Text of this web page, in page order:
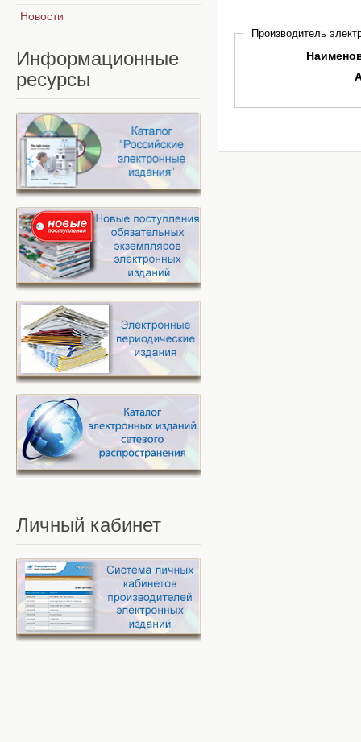
Производитель
Новости
Информационные
ресурсы
Личный кабинет